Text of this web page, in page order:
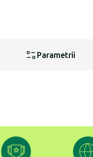
Parametrii